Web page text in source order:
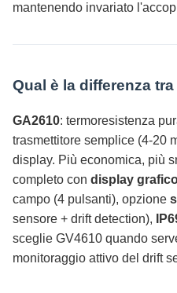
mantenendo invariato
Qual è la differenza
GA2610: termoresistenza
trasmettitore semplice (4-20
display. Più economica, più
completo con display
campo (4 pulsanti), opzione
sensore + drift detection),
sceglie GV4610 quando
monitoraggio attivo del drift